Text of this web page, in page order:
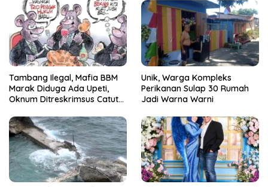
Tambang Ilegal, Mafia BBM
Marak Diduga Ada Upeti,
Oknum Ditreskrimsus Catut
Unik, Warga Kompleks
Perikanan Sulap 30 Rumah
Jadi Warna Warni